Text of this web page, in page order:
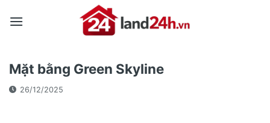
Mặt bằng Green Skyline
26/12/2025